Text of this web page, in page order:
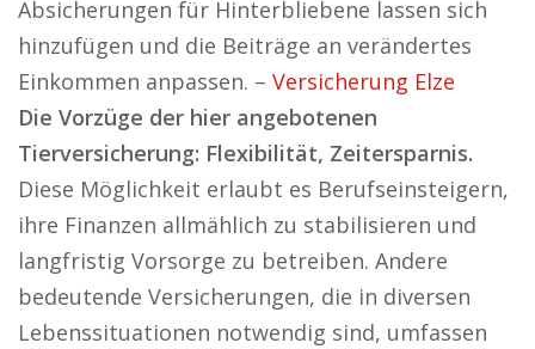
Absicherungen für Hinterbliebene lassen sich
hinzufügen und die Beiträge an verändertes
Einkommen anpassen. – Versicherung Elze
Die Vorzüge der hier angebotenen
Tierversicherung: Flexibilität, Zeitersparnis.
Diese Möglichkeit erlaubt es Berufseinsteigern,
ihre Finanzen allmählich zu stabilisieren und
langfristig Vorsorge zu betreiben. Andere
bedeutende Versicherungen, die in diversen
Lebenssituationen notwendig sind, umfassen